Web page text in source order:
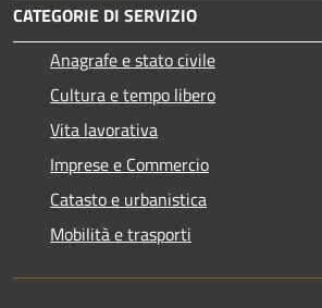
CATEGORIE DI SERVIZIO
Anagrafe e stato civile
Cultura e tempo libero
Vita lavorativa
Imprese e Commercio
Catasto e urbanistica
Mobilità e trasporti